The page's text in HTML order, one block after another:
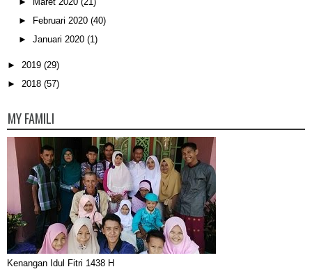
►
Februari 2020 (40)
► Januari 2020 (1)
► 2019 (29)
► 2018 (57)
MY FAMILI
Kenangan Idul Fitri 1438 H